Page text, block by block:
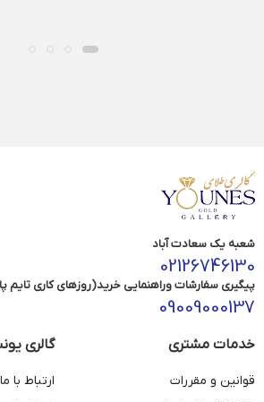
شعبه یک سعادت آباد
02126746130
پیگیری سفارشات وراهنمایی خرید(روزهای کاری تایم
09009000137
خدمات مشتری
قوانین و مقررات
گالری
ارتباط با ما